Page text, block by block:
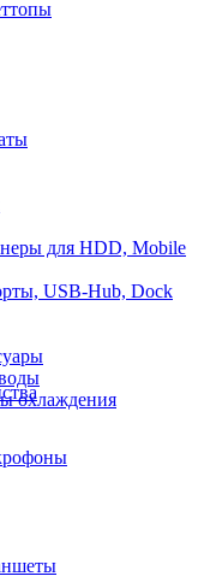
для HDD, Mobile
USB-Hub, Dock
охлаждения